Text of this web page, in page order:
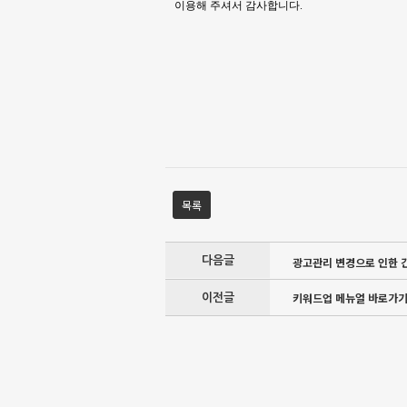
이용해 주셔서 감사합니다.
목록
다음글 광고관리 변경으로 인한
이전글 키워드업 메뉴얼 바로가기